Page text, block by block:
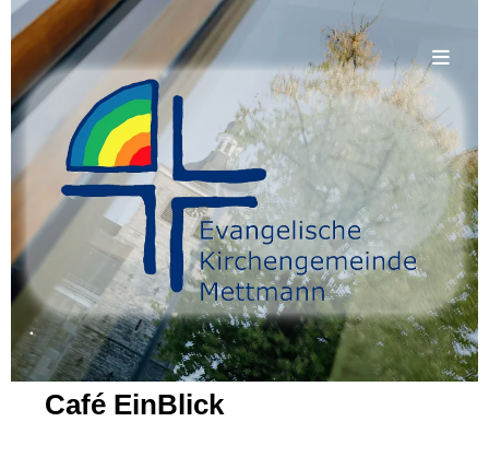
.
Café EinBlick